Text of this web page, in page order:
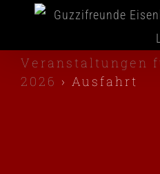
springen
Veranstaltungen
2026 › Ausfahrt